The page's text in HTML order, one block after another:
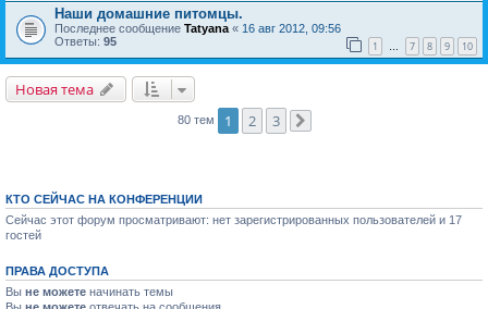
Наши домашние питомцы.
Последнее сообщение Tatyana « 16 авг 2012, 09:56
Ответы: 95 1 … 7 8 9 10
Новая тема
80 тем 1 2 3
КТО СЕЙЧАС НА КОНФЕРЕНЦИИ
Сейчас этот форум просматривают: нет зарегистрированных пользователей и 17
гостей
ПРАВА ДОСТУПА
Вы не можете начинать темы